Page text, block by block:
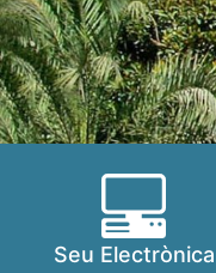
Seu Electrònica